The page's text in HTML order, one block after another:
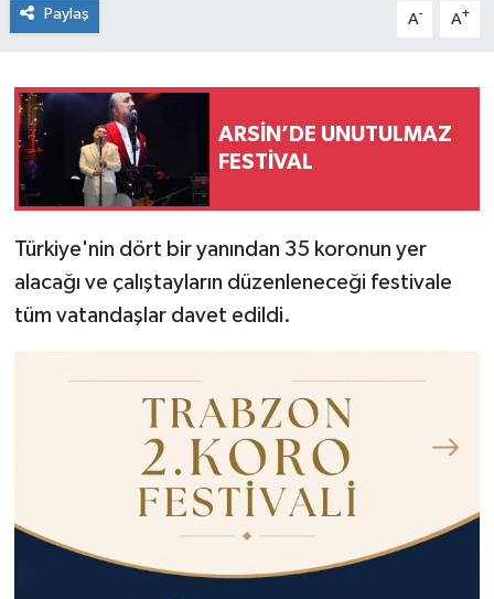
Paylaş A- A+
ARSİN’DE UNUTULMAZ
FESTİVAL
Türkiye'nin dört bir yanından 35 koronun yer
alacağı ve çalıştayların düzenleneceği festivale
tüm vatandaşlar davet edildi.